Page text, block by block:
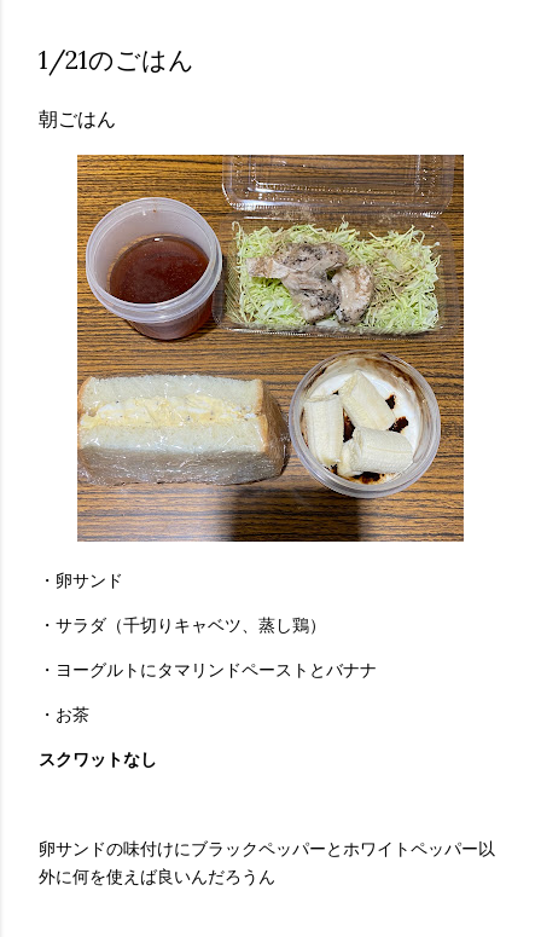
1/21のごはん
朝ごはん
・卵サンド
・サラダ（千切りキャベツ、蒸し鶏）
・ヨーグルトにタマリンドペーストとバナナ
・お茶
スクワットなし
卵サンドの味付けにブラックペッパーとホワイトペッパー以
外に何を使えば良いんだろうん